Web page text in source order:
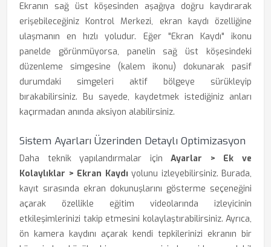
Ekranın sağ üst köşesinden aşağıya doğru kaydırarak
erişebileceğiniz Kontrol Merkezi, ekran kaydı özelliğine
ulaşmanın en hızlı yoludur. Eğer "Ekran Kaydı" ikonu
panelde görünmüyorsa, panelin sağ üst köşesindeki
düzenleme simgesine (kalem ikonu) dokunarak pasif
durumdaki simgeleri aktif bölgeye sürükleyip
bırakabilirsiniz. Bu sayede, kaydetmek istediğiniz anları
kaçırmadan anında aksiyon alabilirsiniz.
Sistem Ayarları Üzerinden Detaylı Optimizasyon
Daha teknik yapılandırmalar içinAyarlar > Ek ve
Kolaylıklar > Ekran Kaydı yolunu izleyebilirsiniz. Burada,
kayıt sırasında ekran dokunuşlarını gösterme seçeneğini
açarak özellikle eğitim videolarında izleyicinin
etkileşimlerinizi takip etmesini kolaylaştırabilirsiniz. Ayrıca,
ön kamera kaydını açarak kendi tepkilerinizi ekranın bir